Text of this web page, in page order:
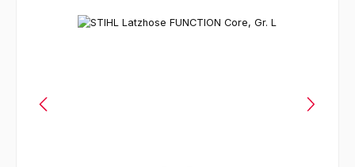
Bildergalerie überspringen